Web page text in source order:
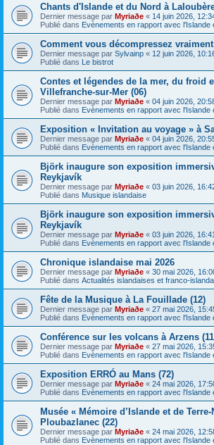
Chants d'Islande et du Nord à
Dernier message par Myriaðe « 14 juin 2026,
Publié dans Evènements en rapport avec l'Islande
Comment vous décompressez
Dernier message par Sylvainp « 12 juin 2026,
Publié dans Le bistrot
Contes et légendes de la mer, du froid
Villefranche-sur-Mer (06)
Dernier message par Myriaðe « 04 juin 2026,
Publié dans Evènements en rapport avec l'Islande
Exposition « Invitation au voyage » à
Dernier message par Myriaðe « 04 juin 2026,
Publié dans Evènements en rapport avec l'Islande
Björk inaugure son exposition
Reykjavík
Dernier message par Myriaðe « 03 juin 2026,
Publié dans Musique islandaise
Björk inaugure son exposition
Reykjavík
Dernier message par Myriaðe « 03 juin 2026, 16:41
Publié dans Evènements en rapport avec l'Islande
Chronique islandaise mai 2026
Dernier message par Myriaðe « 30 mai 2026,
Publié dans Actualités islandaises et franco-
Fête de la Musique à La Fouillade (12)
Dernier message par Myriaðe « 27 mai 2026,
Publié dans Evènements en rapport avec l'Islande
Conférence sur les volcans à Arzens
Dernier message par Myriaðe « 27 mai 2026,
Publié dans Evènements en rapport avec l'Islande
Exposition ERRÓ au Mans (72)
Dernier message par Myriaðe « 24 mai 2026,
Publié dans Evènements en rapport avec l'Islande
Musée « Mémoire d’Islande et de Terre-
Ploubazlanec (22)
Dernier message par Myriaðe « 24 mai 2026,
Publié dans Evènements en rapport avec l'Islande